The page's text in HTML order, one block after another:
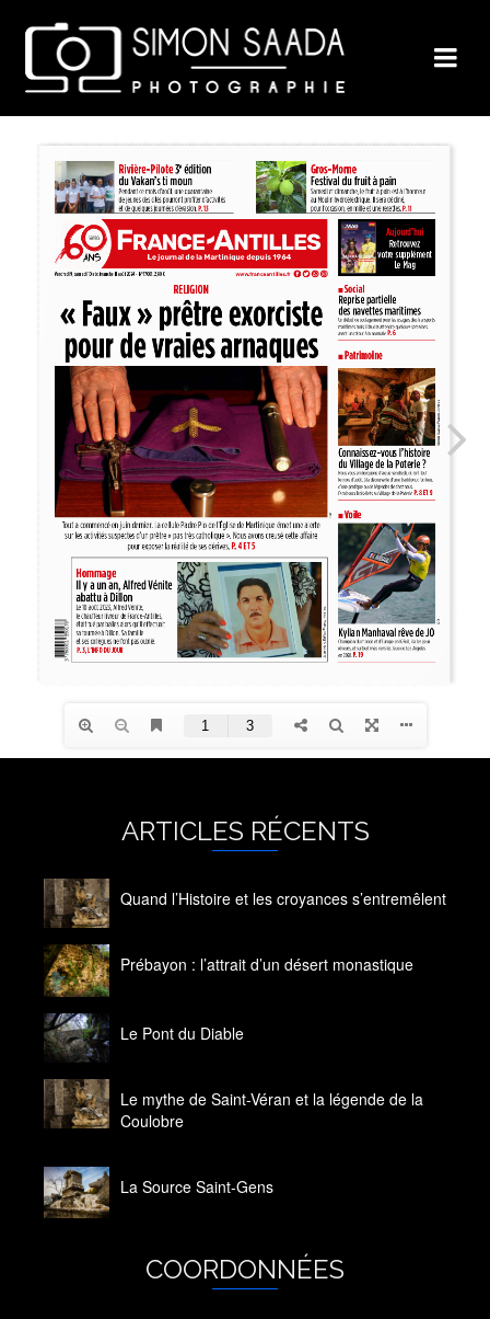
ARTICLES RÉCENTS
Quand l’Histoire et les croyances s’entremêlent
Prébayon : l’attrait d’un désert monastique
Le Pont du Diable
Le mythe de Saint-Véran et la légende de la
Coulobre
La Source Saint-Gens
COORDONNÉES